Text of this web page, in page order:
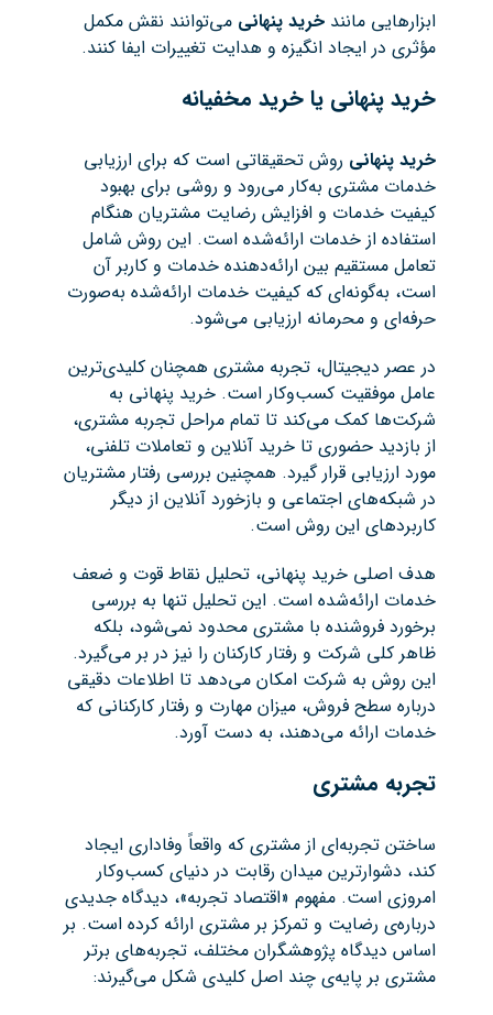
ابزارهایی مانندخرید پنهانی می‌توانند نقش مکمل
مؤثری در ایجاد انگیزه و هدایت تغییرات ایفا کنند.
خرید پنهانی یا خرید مخفیانه
خرید پنهانی روش تحقیقاتی است که برای ارزیابی
خدمات مشتری به‌کار می‌رود و روشی برای بهبود
کیفیت خدمات و افزایش رضایت مشتریان هنگام
استفاده از خدمات ارائه‌شده است. این روش شامل
تعامل مستقیم بین ارائه‌دهنده خدمات و کاربر آن
است، به‌گونه‌ای که کیفیت خدمات ارائه‌شده به‌صورت
حرفه‌ای و محرمانه ارزیابی می‌شود.
در عصر دیجیتال، تجربه مشتری همچنان کلیدی‌ترین
عامل موفقیت کسب‌وکار است. خرید پنهانی به
شرکت‌ها کمک می‌کند تا تمام مراحل تجربه مشتری،
از بازدید حضوری تا خرید آنلاین و تعاملات تلفنی،
مورد ارزیابی قرار گیرد. همچنین بررسی رفتار مشتریان
در شبکه‌های اجتماعی و بازخورد آنلاین از دیگر
کاربردهای این روش است.
هدف اصلی خرید پنهانی، تحلیل نقاط قوت و ضعف
خدمات ارائه‌شده است. این تحلیل تنها به بررسی
برخورد فروشنده با مشتری محدود نمی‌شود، بلکه
ظاهر کلی شرکت و رفتار کارکنان را نیز در بر می‌گیرد.
این روش به شرکت امکان می‌دهد تا اطلاعات دقیقی
درباره سطح فروش، میزان مهارت و رفتار کارکنانی که
خدمات ارائه می‌دهند، به دست آورد.
تجربه مشتری
ساختن تجربه‌ای از مشتری که واقعاً وفاداری ایجاد
کند، دشوارترین میدان رقابت در دنیای کسب‌وکار
امروزی است. مفهوم «اقتصاد تجربه»، دیدگاه جدیدی
درباره‌ی رضایت و تمرکز بر مشتری ارائه کرده است. بر
اساس دیدگاه پژوهشگران مختلف، تجربه‌های برتر
مشتری بر پایه‌ی چند اصل کلیدی شکل می‌گیرند: